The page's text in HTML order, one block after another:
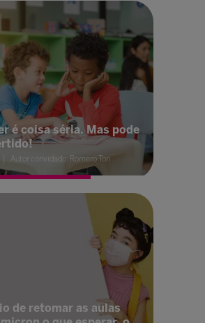
é coisa séria. Mas pode
Autor convidado: Romero Tori
de retomar as aulas